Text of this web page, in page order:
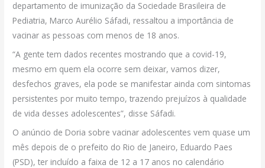
departamento de imunização da Sociedade Brasileira de
Pediatria, Marco Aurélio Sáfadi, ressaltou a importância de
vacinar as pessoas com menos de 18 anos.
“A gente tem dados recentes mostrando que a covid-19,
mesmo em quem ela ocorre sem deixar, vamos dizer,
desfechos graves, ela pode se manifestar ainda com sintomas
persistentes por muito tempo, trazendo prejuízos à qualidade
de vida desses adolescentes”, disse Sáfadi.
O anúncio de Doria sobre vacinar adolescentes vem quase um
mês depois de o prefeito do Rio de Janeiro, Eduardo Paes
(PSD), ter incluído a faixa de 12 a 17 anos no calendário